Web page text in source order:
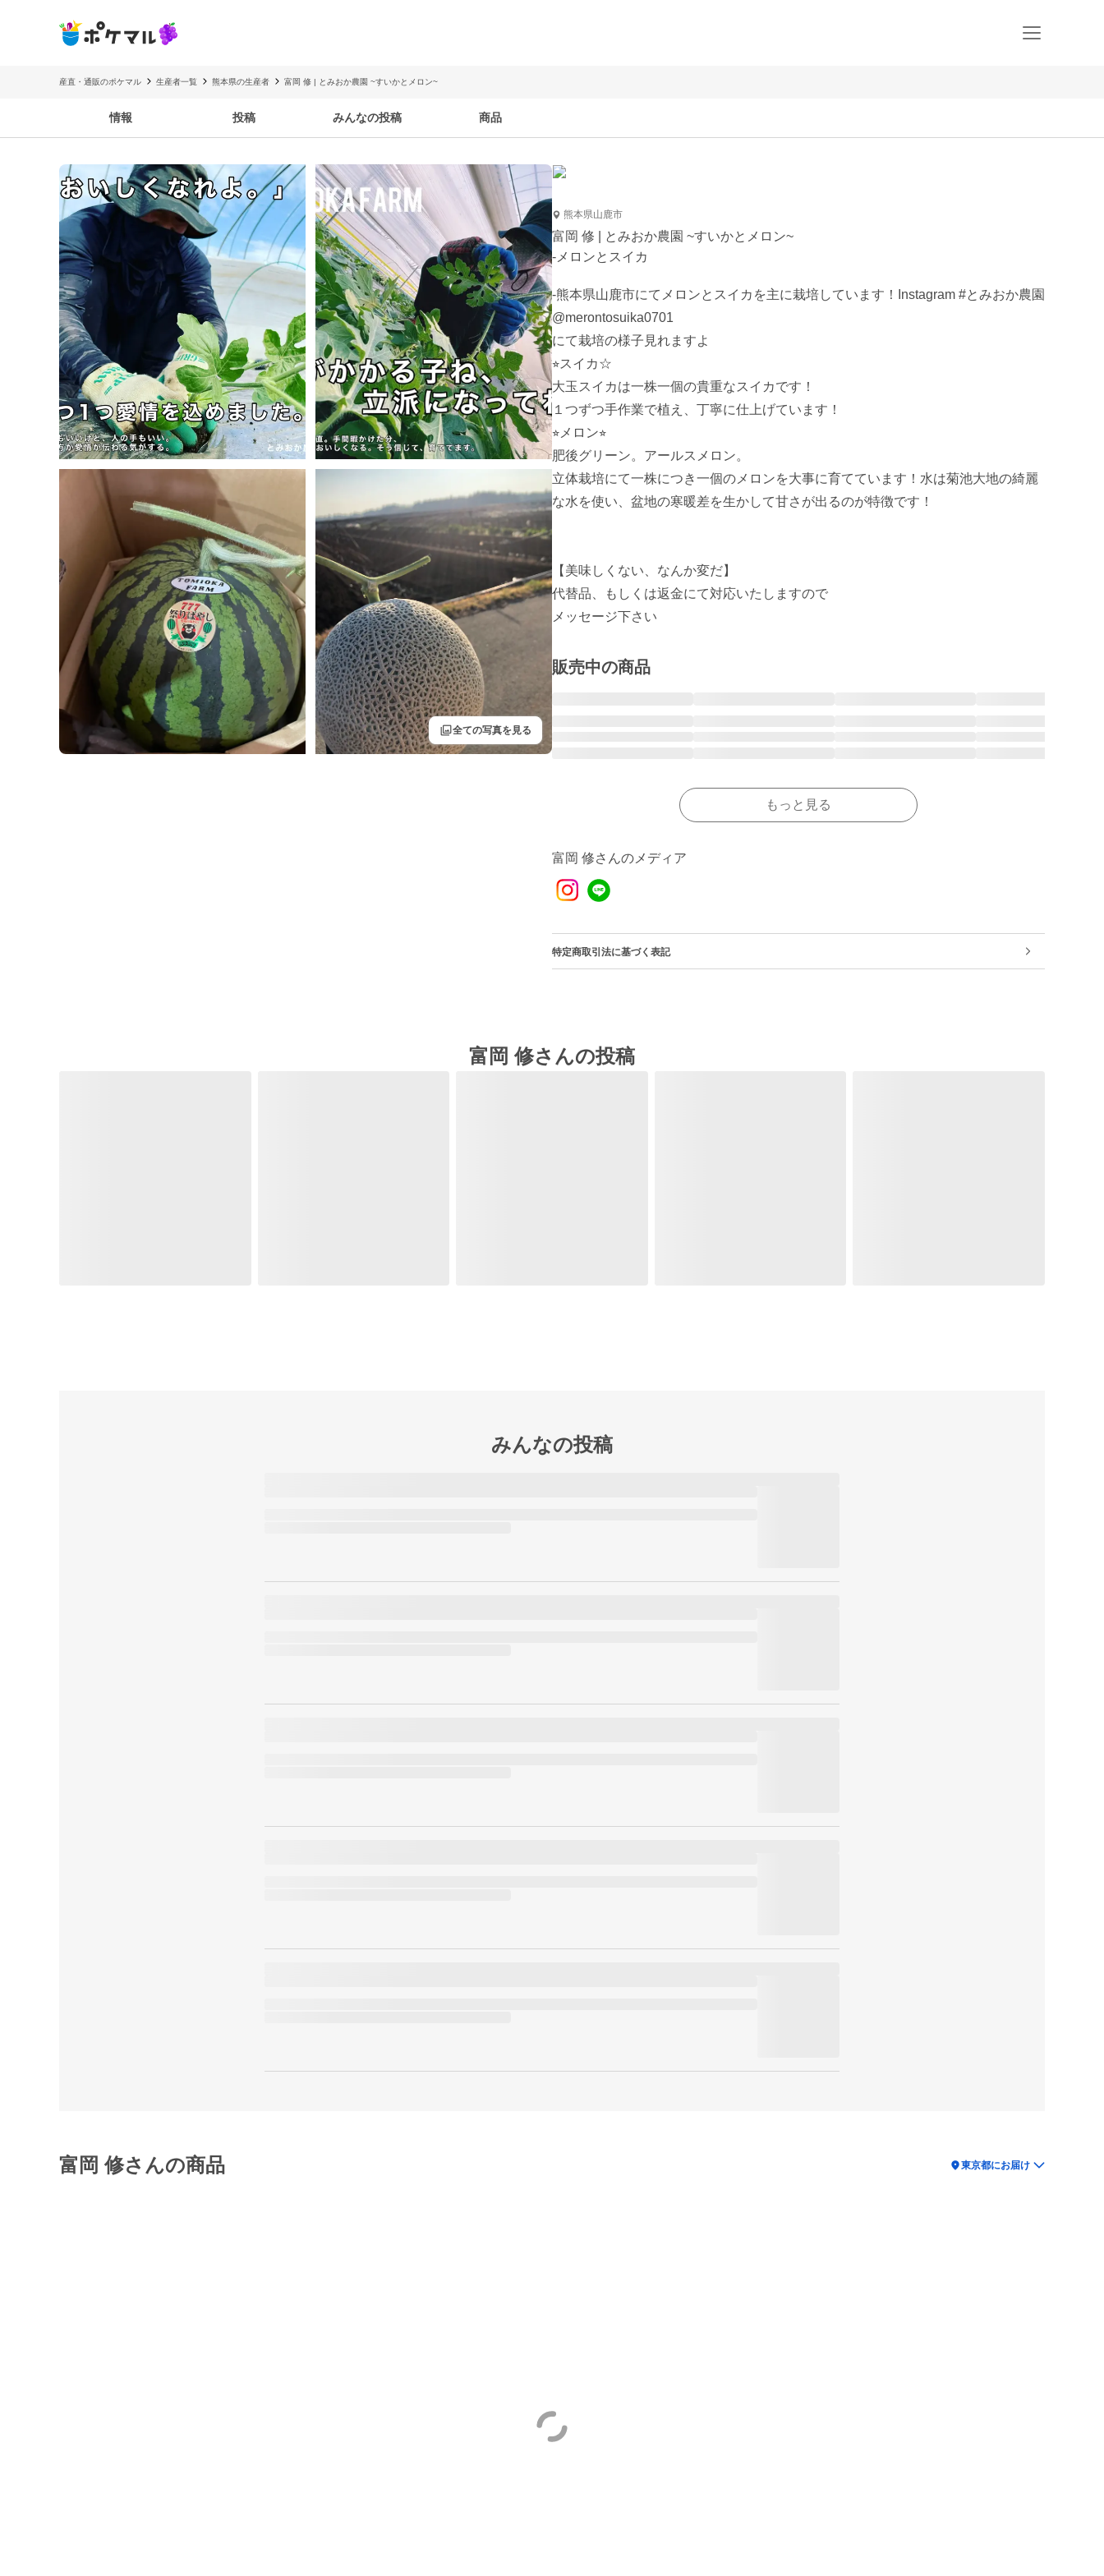
産直・通販のポケマル 生産者一覧 熊本県の生産者 富岡 修 | とみおか農園 ~すいかとメロン~
情報 投稿 みんなの投稿 商品
filter全ての写真を見る
熊本県山鹿市
富岡 修 | とみおか農園 ~すいかとメロン~
-メロンとスイカ
-熊本県山鹿市にてメロンとスイカを主に栽培しています！Instagram #とみおか農園
@merontosuika0701
にて栽培の様子見れますよ
⭐︎スイカ☆
大玉スイカは一株一個の貴重なスイカです！
１つずつ手作業で植え、丁寧に仕上げています！
⭐︎メロン⭐︎
肥後グリーン。アールスメロン。
立体栽培にて一株につき一個のメロンを大事に育てています！水は菊池大地の綺麗
な水を使い、盆地の寒暖差を生かして甘さが出るのが特徴です！
【美味しくない、なんか変だ】
代替品、もしくは返金にて対応いたしますので
メッセージ下さい
販売中の商品
もっと見る
富岡 修さんのメディア
特定商取引法に基づく表記
富岡 修さんの投稿
みんなの投稿
富岡 修さんの商品 location_on東京都にお届け